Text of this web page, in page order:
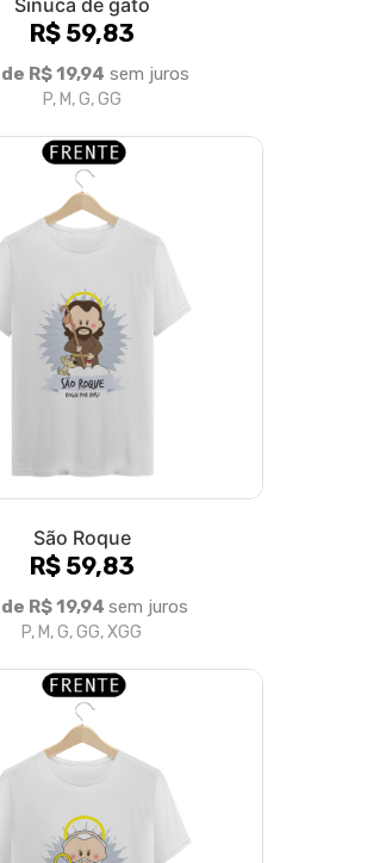
Sinuca de gato
R$ 59,83
R$ 19,94 sem juros
P, M, G, GG
São Roque
R$ 59,83
R$ 19,94 sem juros
P, M, G, GG, XGG